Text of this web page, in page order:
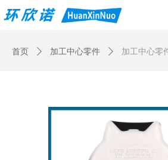
ControlType:productSlideBind Error:未将对象引用
首页 ꄲ 加工中心零件 ꄲ 加工中心零